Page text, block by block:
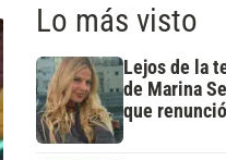
Lo más visto
Lejos de la
de Marina
que